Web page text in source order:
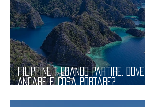
FILIPPINE | Quando Partire, Dove
Andare e Cosa Portare?